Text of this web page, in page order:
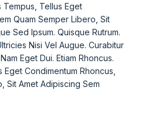
Tempus, Tellus Eget
Quam Semper Libero, Sit
Sed Ipsum. Quisque Rutrum.
Nisi Vel Augue. Curabitur
Eget Dui. Etiam Rhoncus.
Condimentum Rhoncus,
Sit Amet Adipiscing Sem